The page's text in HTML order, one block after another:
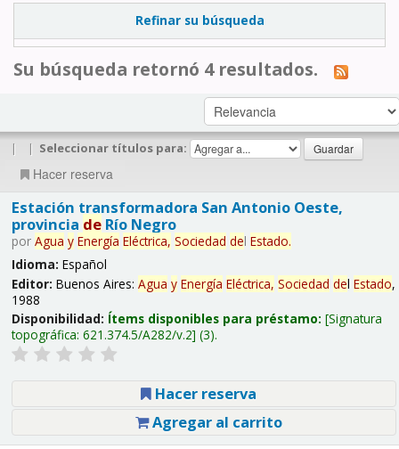
Refinar su búsqueda
Su búsqueda retornó 4 resultados.
| | Seleccionar títulos para:
Hacer reserva
Estación transformadora San Antonio Oeste,
provincia deRío Negro
por Agua y Energía Eléctrica, Sociedad del Estado.
Idioma: Español
Editor: Buenos Aires: Agua y Energía Eléctrica, Sociedad del Estado,
1988
Disponibilidad: Ítems disponibles para préstamo: Signatura
topográfica: 621.374.5/A282/v.2 (3).
Hacer reserva
Agregar al carrito